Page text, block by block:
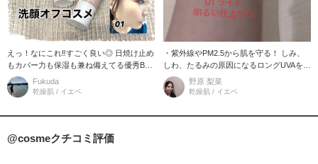
えっ！なにこれ‼︎すごく良い◎ 日焼け止め
もカバー力も保湿も兼ね備えてる優秀BB
クリーム！ 多機能だからといって重たさ
ゼロ！ すーっと伸びてピ
Fukuda
乾燥肌 / イエベ
・紫外線やPM2.5から肌を守る！ しみ、
しわ、たるみの原因になるロングUVAをし
っかりブロック！！ ・色ムラもカバーし
てツヤ肌に！ ・メイク落
野原 梨菜
乾燥肌 / イエベ
@cosmeクチコミ評価